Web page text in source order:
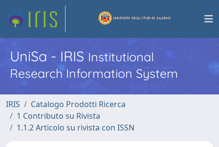
UniSa - IRISInstitutional
Research Information System
IRIS
Catalogo Prodotti Ricerca
1 Contributo su Rivista
1.1.2 Articolo su rivista con ISSN